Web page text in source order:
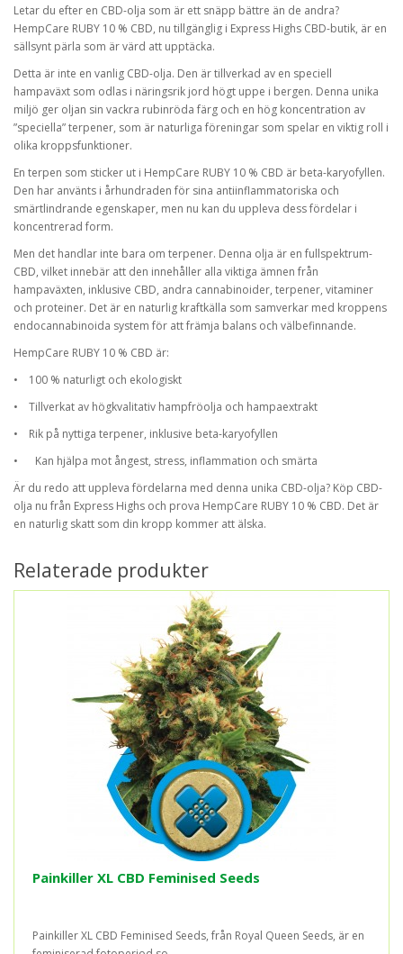
Letar du efter en CBD-olja som är ett snäpp bättre än de andra?
HempCare RUBY 10 % CBD, nu tillgänglig i Express Highs CBD-butik, är en
sällsynt pärla som är värd att upptäcka.
Detta är inte en vanlig CBD-olja. Den är tillverkad av en speciell
hampaväxt som odlas i näringsrik jord högt uppe i bergen. Denna unika
miljö ger oljan sin vackra rubinröda färg och en hög koncentration av
”speciella” terpener, som är naturliga föreningar som spelar en viktig roll i
olika kroppsfunktioner.
En terpen som sticker ut i HempCare RUBY 10 % CBD är beta-karyofyllen.
Den har använts i århundraden för sina antiinflammatoriska och
smärtlindrande egenskaper, men nu kan du uppleva dess fördelar i
koncentrerad form.
Men det handlar inte bara om terpener. Denna olja är en fullspektrum-
CBD, vilket innebär att den innehåller alla viktiga ämnen från
hampaväxten, inklusive CBD, andra cannabinoider, terpener, vitaminer
och proteiner. Det är en naturlig kraftkälla som samverkar med kroppens
endocannabinoida system för att främja balans och välbefinnande.
HempCare RUBY 10 % CBD är:
•
100 % naturligt och ekologiskt
•
Tillverkat av högkvalitativ hampfröolja och hampaextrakt
•
Rik på nyttiga terpener, inklusive beta-karyofyllen
•
Kan hjälpa mot ångest, stress, inflammation och smärta
Är du redo att uppleva fördelarna med denna unika CBD-olja? Köp CBD-
olja nu från Express Highs och prova HempCare RUBY 10 % CBD. Det är
en naturlig skatt som din kropp kommer att älska.
Relaterade produkter
Painkiller XL CBD Feminised Seeds
Painkiller XL CBD Feminised Seeds, från Royal Queen Seeds, är en